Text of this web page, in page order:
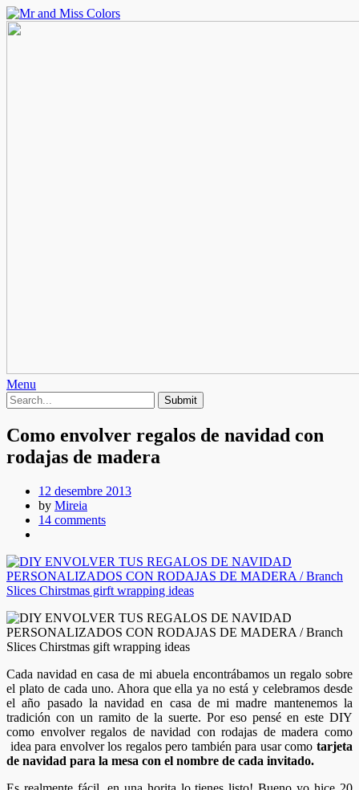
Menu
Como envolver regalos de navidad con
rodajas de madera
12 desembre 2013
by Mireia
14 comments
Cada navidad en casa de mi abuela encontrábamos un regalo sobre
el plato de cada uno. Ahora que ella ya no está y celebramos desde
el año pasado la navidad en casa de mi madre mantenemos la
tradición con un ramito de la suerte. Por eso pensé en este DIY
como envolver regalos de navidad con rodajas de madera como
idea para envolver los regalos pero también para usar como tarjeta
de navidad para la mesa con el nombre de cada invitado.